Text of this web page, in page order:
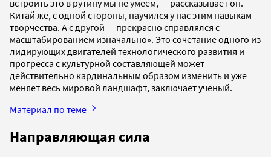
встроить это в рутину мы не умеем, — рассказывает он. —
Китай же, с одной стороны, научился у нас этим навыкам
творчества. А с другой — прекрасно справлялся с
масштабированием изначально». Это сочетание одного из
лидирующих двигателей технологического развития и
прогресса с культурной составляющей может
действительно кардинальным образом изменить и уже
меняет весь мировой ландшафт, заключает ученый.
Материал по теме
Направляющая сила